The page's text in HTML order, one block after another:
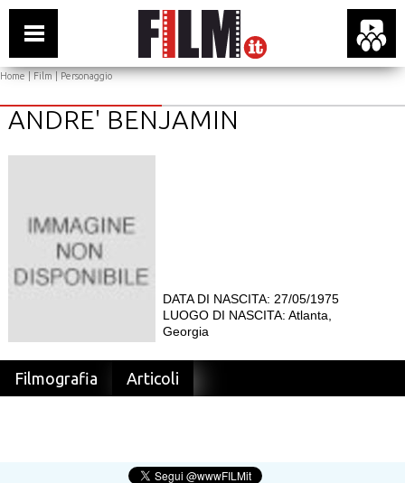
Home|Film| Personaggio
ANDRE' BENJAMIN
DATA DI NASCITA: 27/05/1975
LUOGO DI NASCITA: Atlanta,
Georgia
Filmografia Articoli